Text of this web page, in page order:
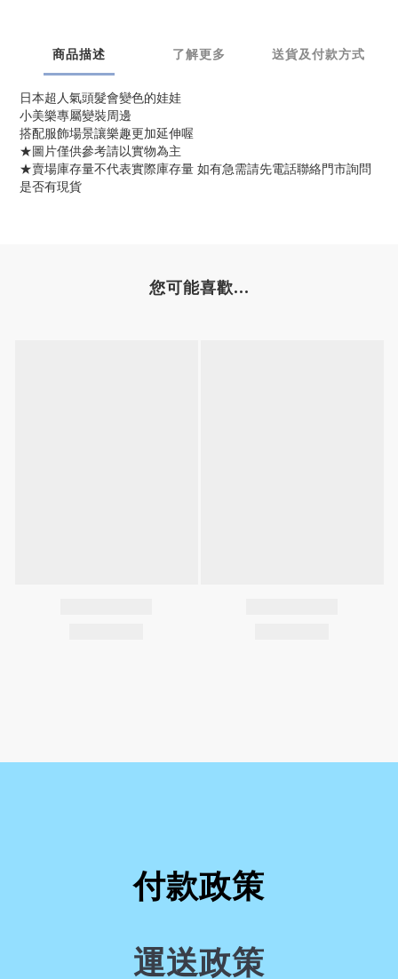
商品描述 了解更多 送貨及付款方式
日本超人氣頭髮會變色的娃娃
小美樂專屬變裝周邊
搭配服飾場景讓樂趣更加延伸喔
★圖片僅供參考請以實物為主
★賣場庫存量不代表實際庫存量 如有急需請先電話聯絡門市詢問
是否有現貨
您可能喜歡...
付款政策
運送政策